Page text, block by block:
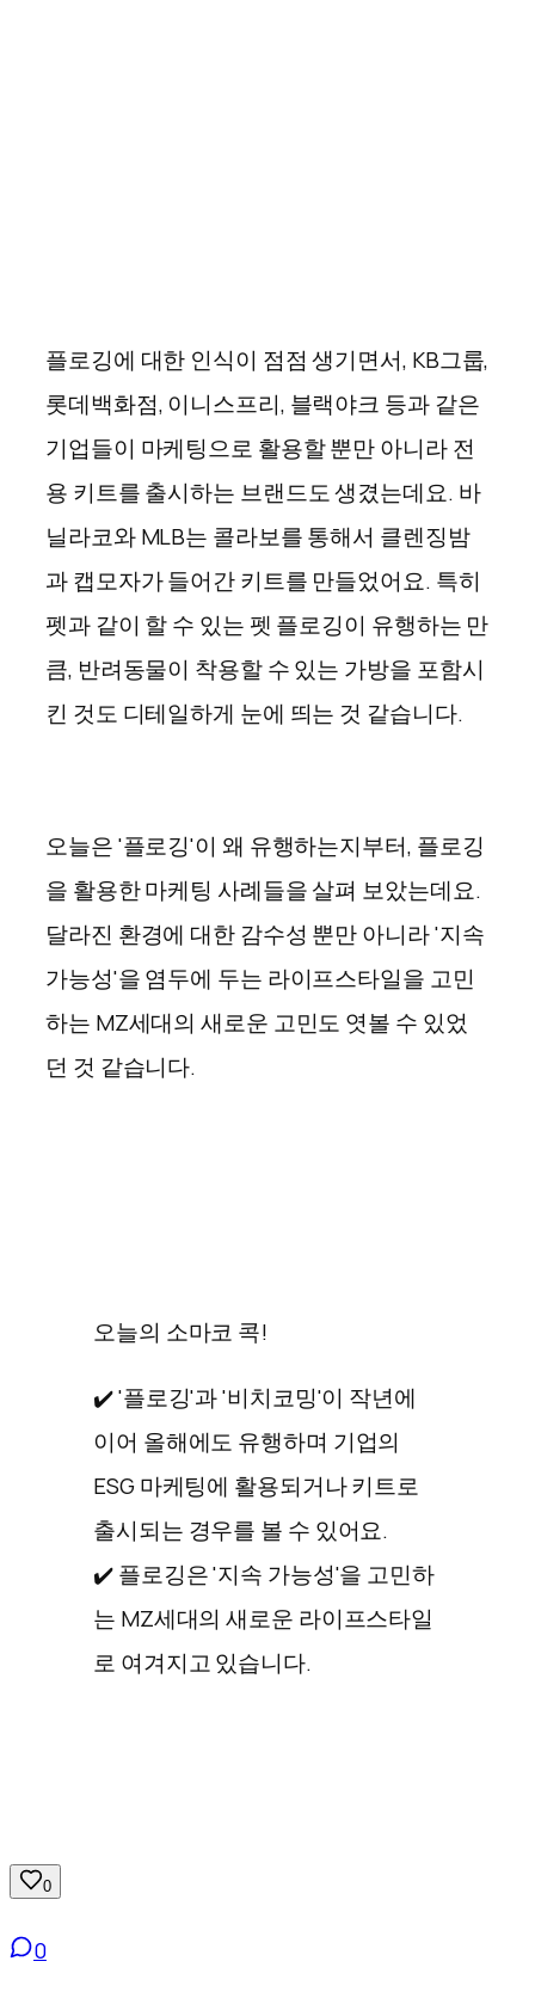
플로깅에 대한 인식이 점점 생기면서, KB그룹,
롯데백화점, 이니스프리, 블랙야크 등과 같은
기업들이 마케팅으로 활용할 뿐만 아니라 전
용 키트를 출시하는 브랜드도 생겼는데요. 바
닐라코와 MLB는 콜라보를 통해서 클렌징밤
과 캡모자가 들어간 키트를 만들었어요. 특히
펫과 같이 할 수 있는 펫 플로깅이 유행하는 만
큼, 반려동물이 착용할 수 있는 가방을 포함시
킨 것도 디테일하게 눈에 띄는 것 같습니다.
오늘은 '플로깅'이 왜 유행하는지부터, 플로깅
을 활용한 마케팅 사례들을 살펴 보았는데요.
달라진 환경에 대한 감수성 뿐만 아니라 '지속
가능성'을 염두에 두는 라이프스타일을 고민
하는 MZ세대의 새로운 고민도 엿볼 수 있었
던 것 같습니다.
오늘의 소마코 콕!
✔️ '플로깅'과 '비치코밍'이 작년에
이어 올해에도 유행하며 기업의
ESG 마케팅에 활용되거나 키트로
출시되는 경우를 볼 수 있어요.
✔️ 플로깅은 '지속 가능성'을 고민하
는 MZ세대의 새로운 라이프스타일
로 여겨지고 있습니다.
0
0